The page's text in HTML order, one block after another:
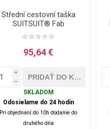
Střední cestovní taška
SUITSUIT® Fab
Seventies Old Rose -
95,64 €
i
h
SKLADOM
Odosielame do 24 hodín
Pri objednaní do 10h dodanie do
druhého dňa